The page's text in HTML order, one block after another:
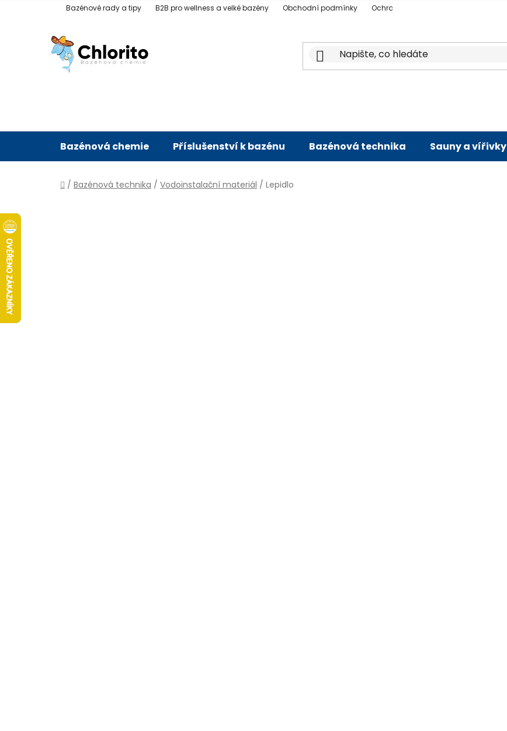
Bazénové rady a tipy B2B pro wellness a velké bazény Obchodní podmínky Ochrana osobních údajů
Bazénová chemie Příslušenství k bazénu Bazénová technika Sauny a vířivky
Domů
/ Bazénová technika / Vodoinstalační materiál / Lepidlo